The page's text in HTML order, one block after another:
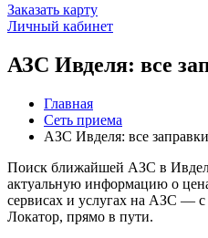
Заказать карту
Личный кабинет
АЗС Ивделя: все
Главная
Сеть приема
АЗС Ивделя: все
Поиск ближайшей АЗС в
актуальную информацию о
сервисах и услугах на АЗС —
Локатор, прямо в пути.